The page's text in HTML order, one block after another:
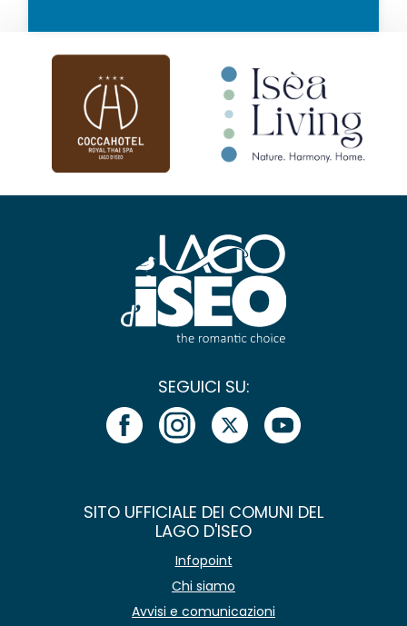
SEGUICI SU:
SITO UFFICIALE DEI COMUNI DEL
LAGO D'ISEO
Infopoint
Chi siamo
Avvisi e comunicazioni